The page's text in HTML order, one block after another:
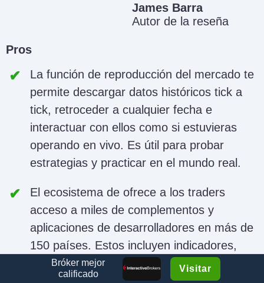
James Barra
Autor de la reseña
Pros
La función de reproducción del mercado te
permite descargar datos históricos tick a
tick, retroceder a cualquier fecha e
interactuar con ellos como si estuvieras
operando en vivo. Es útil para probar
estrategias y practicar en el mundo real.
El ecosistema de ofrece a los traders
acceso a miles de complementos y
aplicaciones de desarrolladores en más de
150 países. Estos incluyen indicadores,
estrategias y herramientas personalizadas
Bróker mejor
calificado
Visitar